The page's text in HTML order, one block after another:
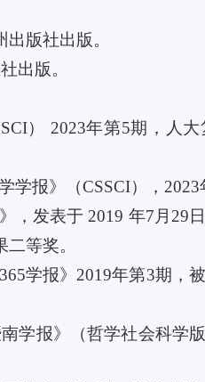
版社出版。
出版。
） 2023年第5期，人
报》（CSSCI），2023
发表于 2019 年7月29
等奖。
学报》2019年第3期，
学报》（哲学社会科学